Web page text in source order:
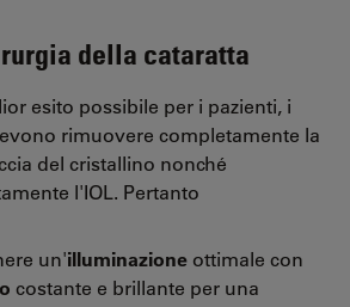
della cataratta
esito possibile per i pazienti, i
rimuovere completamente la
del cristallino nonché
l'IOL. Pertanto
un'illuminazione ottimale con
costante e brillante per una